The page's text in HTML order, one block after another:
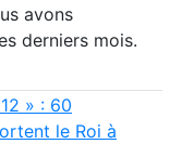
avons
derniers mois.
» : 60
le Roi à